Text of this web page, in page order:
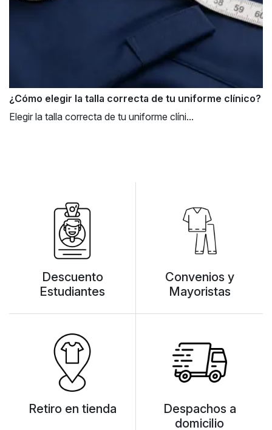
¿Cómo elegir la talla correcta de tu uniforme clínico?
Elegir la talla correcta de tu uniforme clíni...
Descuento
Estudiantes
Convenios y
Mayoristas
Retiro en tienda
Despachos a
domicilio